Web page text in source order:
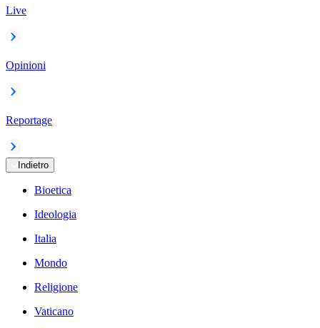
Live
Opinioni
Reportage
Indietro
Bioetica
Ideologia
Italia
Mondo
Religione
Vaticano